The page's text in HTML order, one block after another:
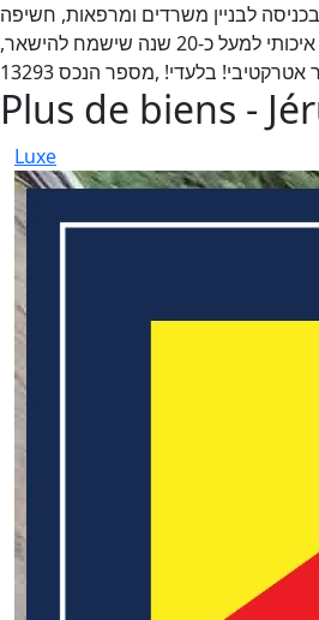
למכירה, חנות 79 מ"ר (53 מ"ר + גלריה 26 מ"ר). בכניסה לבניין משרדים ומרפאות, חשיפה
גבוהה, מיקום מרכזי ומבוקש, עם פוטנציאל עסקי אדיר. בחנות שוכר איכותי למעל כ-20 שנה שישמח להישאר,
בלעדי! ,מספר הנכס 13293
Plus de biens -
Luxe